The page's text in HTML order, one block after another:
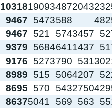
10318190934872043
9467 5473588
9467 521 5743457
9379 56846411437
9176 5273790 531
8989 515 5064207
8695 570 5432750
86375041 569 563